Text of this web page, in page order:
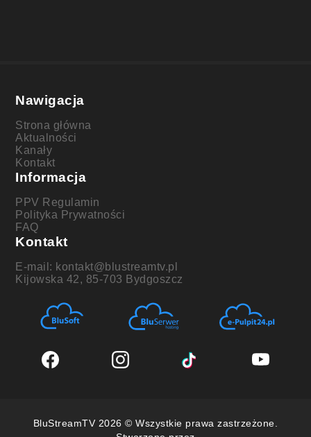
Nawigacja
Strona główna
Aktualności
Kanały
Kontakt
Informacja
PPV Regulamin
Polityka Prywatności
FAQ
Kontakt
E-mail: kontakt@blustreamtv.pl
Kijowska 42, 85-703 Bydgoszcz
BluStreamTV 2026 © Wszystkie prawa zastrzeżone.